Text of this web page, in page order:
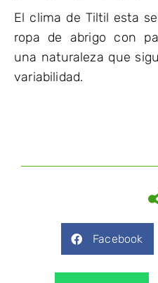
El clima de Tiltil esta
ropa de abrigo con
una naturaleza que
variabilidad.
Facebook